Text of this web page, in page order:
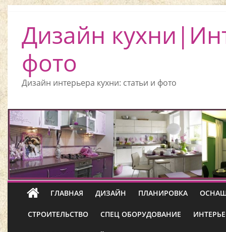
Дизайн
фото
Дизайн интерьера кухни: статьи и фото
ГЛАВНАЯ ДИЗАЙН ПЛАНИРОВКА
СТРОИТЕЛЬСТВО СПЕЦ ОБОРУДОВАНИЕ